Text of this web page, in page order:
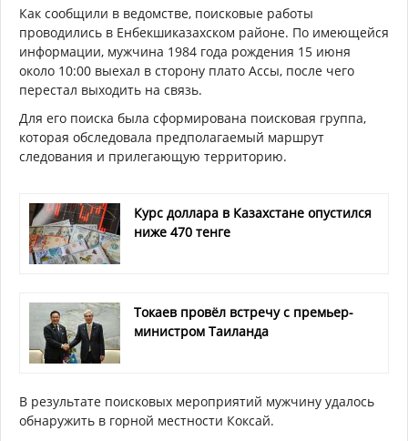
Как сообщили в ведомстве, поисковые работы
проводились в Енбекшиказахском районе. По имеющейся
информации, мужчина 1984 года рождения 15 июня
около 10:00 выехал в сторону плато Ассы, после чего
перестал выходить на связь.
Для его поиска была сформирована поисковая группа,
которая обследовала предполагаемый маршрут
следования и прилегающую территорию.
Курс доллара в Казахстане опустился
ниже 470 тенге
Токаев провёл встречу с премьер-
министром Таиланда
В результате поисковых мероприятий мужчину удалось
обнаружить в горной местности Коксай.